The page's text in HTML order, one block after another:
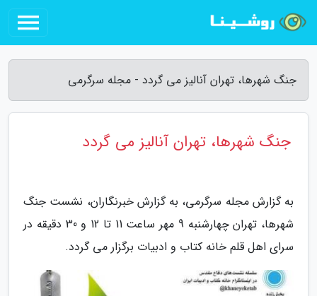
جنگ شهرها، تهران آنالیز می گردد - مجله سرگرمی
جنگ شهرها، تهران آنالیز می گردد
به گزارش مجله سرگرمی، به گزارش خبرنگاران، نشست جنگ
شهرها، تهران چهارشنبه 9 مهر ساعت 11 تا 12 و 30 دقیقه در
سرای اهل قلم خانه کتاب و ادبیات برگزار می گردد.